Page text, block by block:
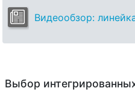
Видеообзор:
Выбор